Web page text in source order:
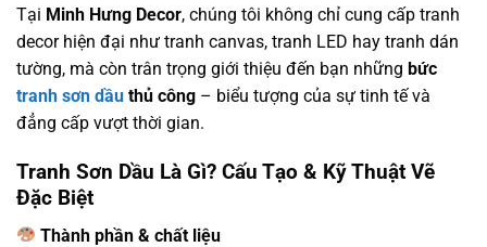
Tại Minh Hưng Decor, chúng tôi không chỉ cung cấp tranh
decor hiện đại như tranh canvas, tranh LED hay tranh dán
tường, mà còn trân trọng giới thiệu đến bạn những bức
tranh sơn dầu thủ công – biểu tượng của sự tinh tế và
đẳng cấp vượt thời gian.
Tranh Sơn Dầu Là Gì? Cấu Tạo & Kỹ Thuật Vẽ
Đặc Biệt
Thành phần & chất liệu